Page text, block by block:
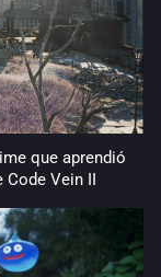
que aprendió
Code Vein II